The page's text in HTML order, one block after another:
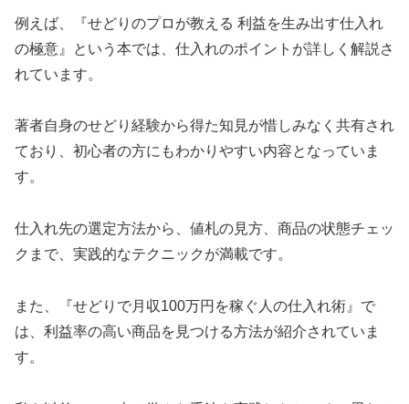
例えば、『せどりのプロが教える 利益を生み出す仕入れ
の極意』という本では、仕入れのポイントが詳しく解説さ
れています。
著者自身のせどり経験から得た知見が惜しみなく共有され
ており、初心者の方にもわかりやすい内容となっていま
す。
仕入れ先の選定方法から、値札の見方、商品の状態チェッ
クまで、実践的なテクニックが満載です。
また、『せどりで月収100万円を稼ぐ人の仕入れ術』で
は、利益率の高い商品を見つける方法が紹介されていま
す。